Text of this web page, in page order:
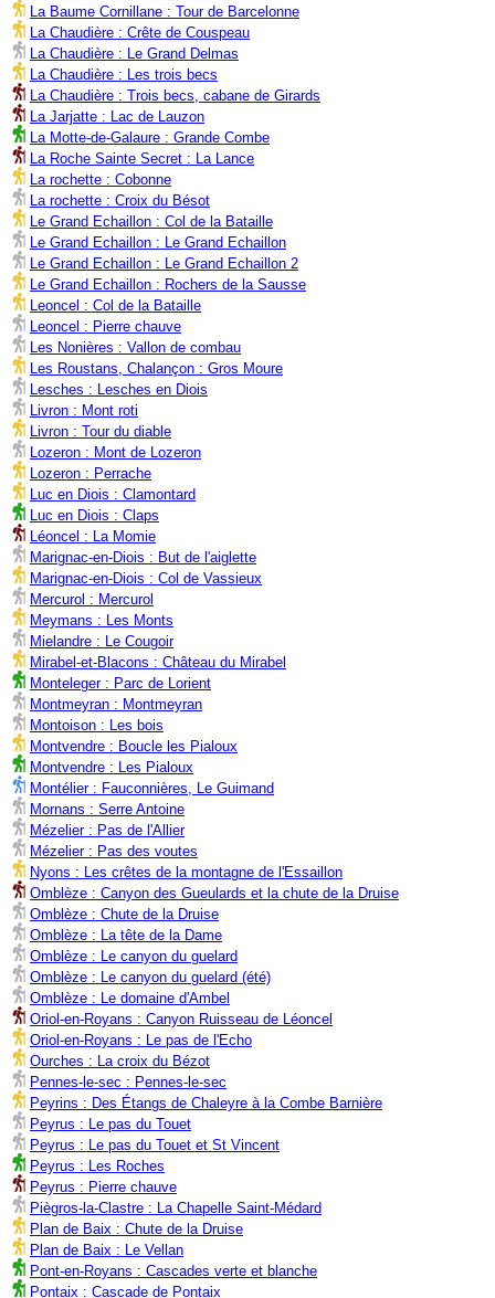
La Baume Cornillane : Tour de Barcelonne
La Chaudière : Crête de Couspeau
La Chaudière : Le Grand Delmas
La Chaudière : Les trois becs
La Chaudière : Trois becs, cabane de Girards
La Jarjatte : Lac de Lauzon
La Motte-de-Galaure : Grande Combe
La Roche Sainte Secret : La Lance
La rochette : Cobonne
La rochette : Croix du Bésot
Le Grand Echaillon : Col de la Bataille
Le Grand Echaillon : Le Grand Echaillon
Le Grand Echaillon : Le Grand Echaillon 2
Le Grand Echaillon : Rochers de la Sausse
Leoncel : Col de la Bataille
Leoncel : Pierre chauve
Les Nonières : Vallon de combau
Les Roustans, Chalançon : Gros Moure
Lesches : Lesches en Diois
Livron : Mont roti
Livron : Tour du diable
Lozeron : Mont de Lozeron
Lozeron : Perrache
Luc en Diois : Clamontard
Luc en Diois : Claps
Léoncel : La Momie
Marignac-en-Diois : But de l'aiglette
Marignac-en-Diois : Col de Vassieux
Mercurol : Mercurol
Meymans : Les Monts
Mielandre : Le Cougoir
Mirabel-et-Blacons : Château du Mirabel
Monteleger : Parc de Lorient
Montmeyran : Montmeyran
Montoison : Les bois
Montvendre : Boucle les Pialoux
Montvendre : Les Pialoux
Montélier : Fauconnières, Le Guimand
Mornans : Serre Antoine
Mézelier : Pas de l'Allier
Mézelier : Pas des voutes
Nyons : Les crêtes de la montagne de l'Essaillon
Omblèze : Canyon des Gueulards et la chute de la Druise
Omblèze : Chute de la Druise
Omblèze : La tête de la Dame
Omblèze : Le canyon du guelard
Omblèze : Le canyon du guelard (été)
Omblèze : Le domaine d'Ambel
Oriol-en-Royans : Canyon Ruisseau de Léoncel
Oriol-en-Royans : Le pas de l'Echo
Ourches : La croix du Bézot
Pennes-le-sec : Pennes-le-sec
Peyrins : Des Étangs de Chaleyre à la Combe Barnière
Peyrus : Le pas du Touet
Peyrus : Le pas du Touet et St Vincent
Peyrus : Les Roches
Peyrus : Pierre chauve
Piègros-la-Clastre : La Chapelle Saint-Médard
Plan de Baix : Chute de la Druise
Plan de Baix : Le Vellan
Pont-en-Royans : Cascades verte et blanche
Pontaix : Cascade de Pontaix